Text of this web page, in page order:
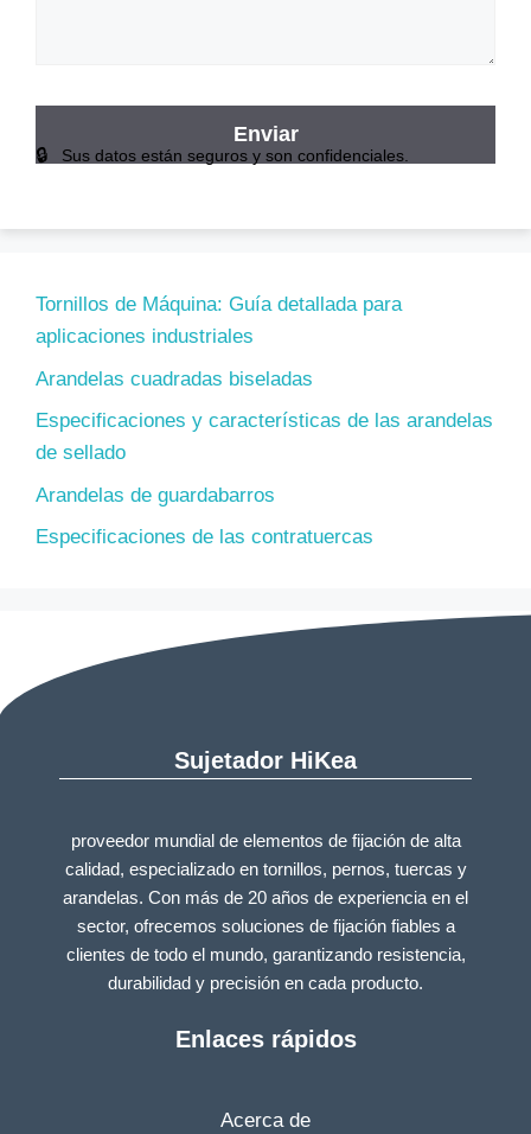
Sus datos están seguros y son confidenciales.
Tornillos de Máquina: Guía detallada para
aplicaciones industriales
Arandelas cuadradas biseladas
Especificaciones y características de las arandelas
de sellado
Arandelas de guardabarros
Especificaciones de las contratuercas
Sujetador HiKea
proveedor mundial de elementos de fijación de alta
calidad, especializado en tornillos, pernos, tuercas y
arandelas. Con más de 20 años de experiencia en el
sector, ofrecemos soluciones de fijación fiables a
clientes de todo el mundo, garantizando resistencia,
durabilidad y precisión en cada producto.
Enlaces rápidos
Acerca de